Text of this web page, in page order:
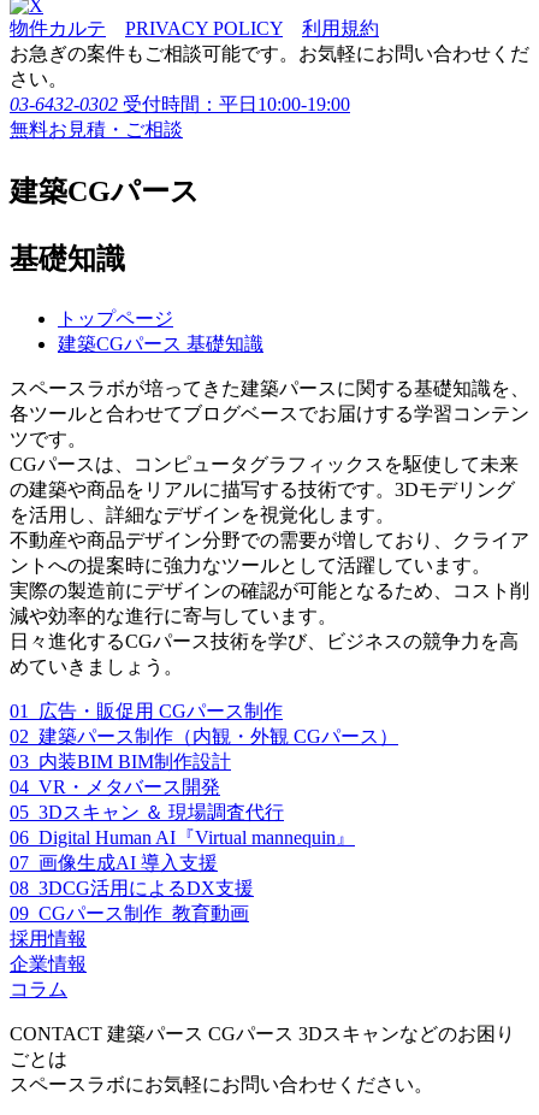
物件カルテ PRIVACY POLICY
利用規約
お急ぎの案件もご相談可能です。お気軽にお問い合わせくだ
さい。
03-6432-0302 受付時間：平日10:00-19:00
無料お見積・ご相談
建築CGパース
基礎知識
トップページ
建築CGパース 基礎知識
スペースラボが培ってきた建築パースに関する基礎知識を、
各ツールと合わせてブログベースでお届けする学習コンテン
ツです。
CGパースは、コンピュータグラフィックスを駆使して未来
の建築や商品をリアルに描写する技術です。3Dモデリング
を活用し、詳細なデザインを視覚化します。
不動産や商品デザイン分野での需要が増しており、クライア
ントへの提案時に強力なツールとして活躍しています。
実際の製造前にデザインの確認が可能となるため、コスト削
減や効率的な進行に寄与しています。
日々進化するCGパース技術を学び、ビジネスの競争力を高
めていきましょう。
01_広告・販促用 CGパース制作
02_建築パース制作（内観・外観 CGパース）
03_内装BIM BIM制作設計
04_VR・メタバース開発
05_3Dスキャン ＆ 現場調査代行
06_Digital Human AI『Virtual mannequin』
07_画像生成AI 導入支援
08_3DCG活用によるDX支援
09_CGパース制作_教育動画
採用情報
企業情報
コラム
CONTACT 建築パース CGパース 3Dスキャンなどのお困り
ごとは
スペースラボにお気軽にお問い合わせください。